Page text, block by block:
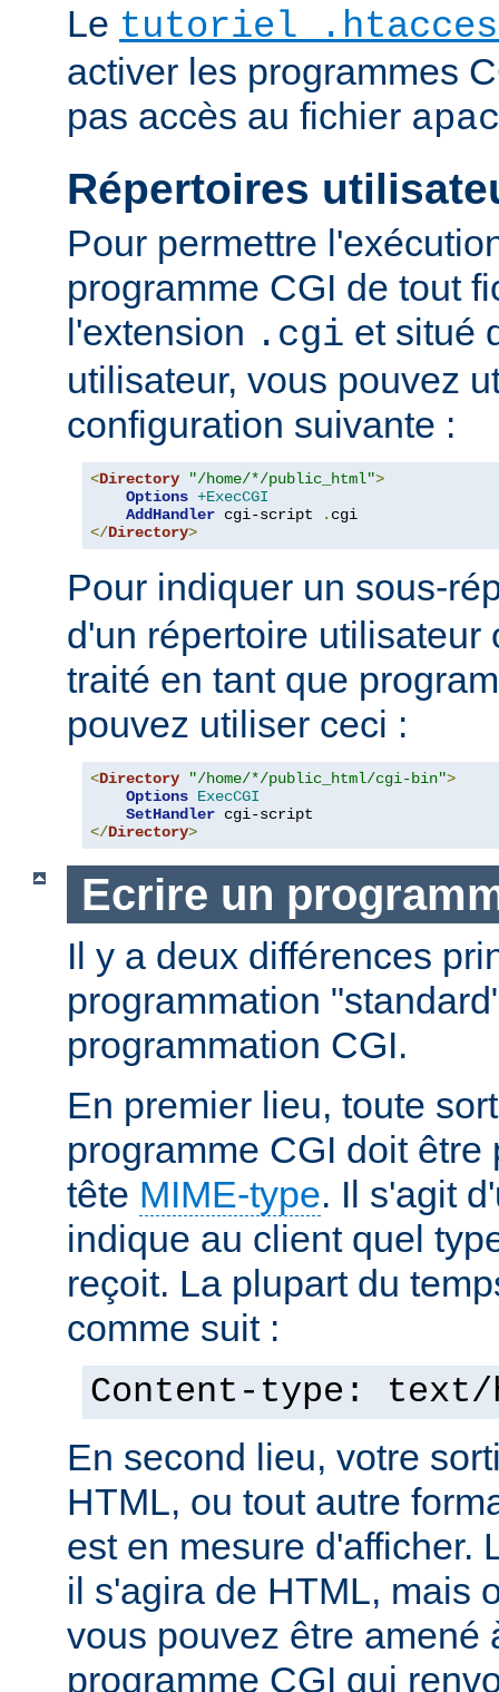
Le tutoriel
activer les programmes
pas accès au fichier
Répertoires
Pour permettre
programme CGI de tout
l'extension .cgi et situé
utilisateur, vous pouvez
configuration suivante :
<Directory "/home/*/public_html">
Options +ExecCGI
AddHandler cgi-script .
</Directory>
Pour indiquer un sous-
d'un répertoire utilisateur
traité en tant que
pouvez utiliser ceci :
<Directory "/home/*/public_html/cgi-bin">
Options ExecCGI
SetHandler
</Directory>
Ecrire un
Il y a deux différences
programmation
programmation CGI.
En premier lieu, toute
programme CGI doit être
tête MIME-type. Il s'agit
indique au client quel
reçoit. La plupart du
comme suit :
Content-type: text/
En second lieu, votre
HTML, ou tout autre
est en mesure d'afficher.
il s'agira de HTML, mais
vous pouvez être amené
programme CGI qui